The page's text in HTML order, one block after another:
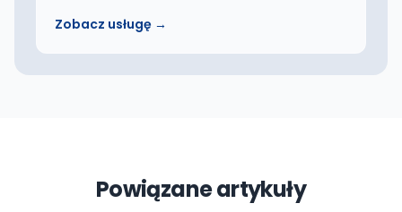
Zobacz usługę →
Powiązane artykuły